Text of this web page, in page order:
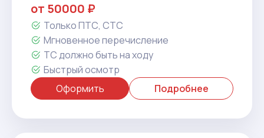
от 50000 ₽
Только ПТС, СТС
Мгновенное перечисление
ТС должно быть на ходу
Быстрый осмотр
Оформить
Подробнее